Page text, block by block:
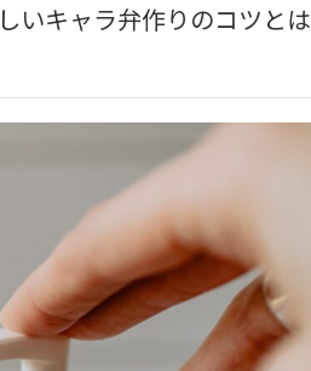
いキャラ弁作りのコツとは